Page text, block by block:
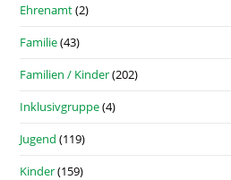
Ehrenamt(2)
Familie(43)
Familien / Kinder(202)
Inklusivgruppe(4)
Jugend (119)
Kinder(159)